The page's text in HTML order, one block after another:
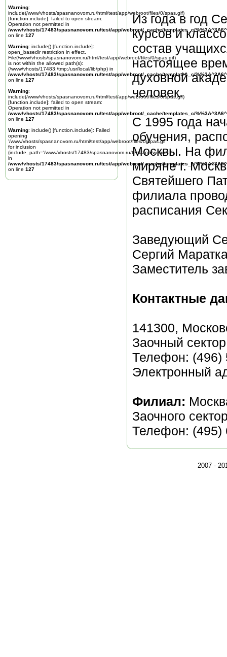
Из года в год
курсов и
состав
настоящее
духовной
человек.
С 1995 года
обучения,
Москвы. На
миряне г.
Святейшего
филиала
расписания
Заведующий
Сергий
Заместитель
Контактные
141300,
Заочный сектор
Телефон: (496)
Электронный
Филиал:
Заочного
Телефон: (495)
Warning:
include(/www/vhosts/spasnanovom.ru/html/test/app/webroot/files/0/spas.gif)
[function.include]: failed to open stream:
Operation not permitted in
/www/vhosts/17483/spasnanovom.ru/test/app/webroot/_cache/templates_c/
on line 127
Warning: include() [function.include]:
open_basedir restriction in effect.
File(/www/vhosts/spasnanovom.ru/html/test/app/webroot/files/0/spas.gif)
is not within the allowed path(s):
(/www/vhosts/17483:/tmp:/usr/local/lib/php) in
/www/vhosts/17483/spasnanovom.ru/test/app/webroot/_cache/templates_c/
on line 127
Warning:
include(/www/vhosts/spasnanovom.ru/html/test/app/webroot/files/0/spas.gif)
[function.include]: failed to open stream:
Operation not permitted in
/www/vhosts/17483/spasnanovom.ru/test/app/webroot/_cache/templates_c/
on line 127
Warning: include() [function.include]: Failed
opening
'/www/vhosts/spasnanovom.ru/html/test/app/webroot/files/0/spas.gif'
for inclusion
(include_path='/www/vhosts/17483/spasnanovom.ru/test/app/webroot')
in
/www/vhosts/17483/spasnanovom.ru/test/app/webroot/_cache/templates_c/
on line 127
2007 -